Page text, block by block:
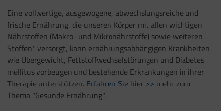
Eine vollwertige, ausgewogene, abwechslungsreiche und
frische Ernährung, die unseren Körper mit allen wichtigen
Nährstoffen (Makro- und Mikronährstoffe) sowie weiteren
Stoffen* versorgt, kann ernährungsabhängigen Krankheiten
wie Übergewicht, Fettstoffwechselstörungen und Diabetes
mellitus vorbeugen und bestehende Erkrankungen in ihrer
Therapie unterstützen. Erfahren Sie hier >> mehr zum
Thema "Gesunde Ernährung".